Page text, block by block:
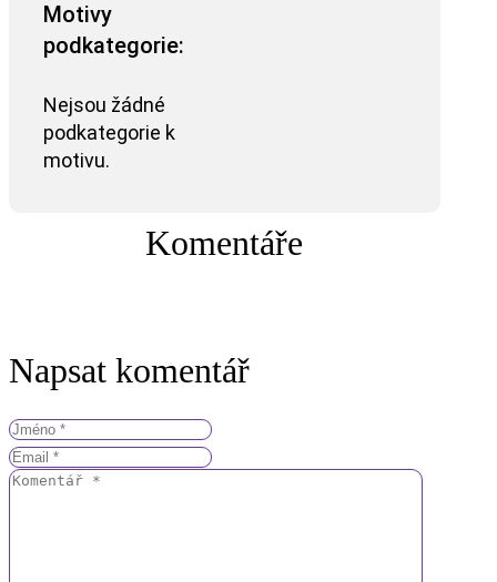
Motivy
podkategorie:
Nejsou žádné
podkategorie k
motivu.
Komentáře
Napsat komentář